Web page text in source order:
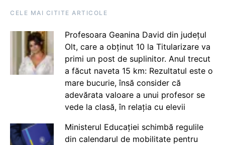
CELE MAI CITITE ARTICOLE
Profesoara Geanina David din județul
Olt, care a obținut 10 la Titularizare va
primi un post de suplinitor. Anul trecut
a făcut naveta 15 km: Rezultatul este o
mare bucurie, însă consider că
adevărata valoare a unui profesor se
vede la clasă, în relația cu elevii
Ministerul Educației schimbă regulile
din calendarul de mobilitate pentru